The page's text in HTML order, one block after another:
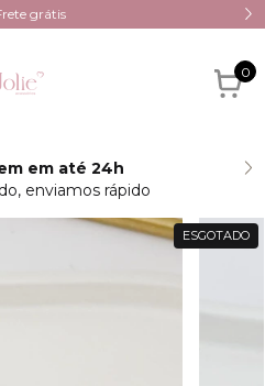
grátis
0
em até 24h
enviamos rápido
ESGOTADO